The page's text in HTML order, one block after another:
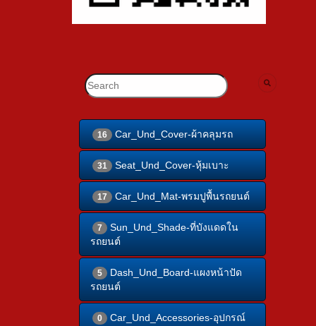
16 Car_Und_Cover-ผ้าคลุมรถ
31 Seat_Und_Cover-หุ้มเบาะ
17 Car_Und_Mat-พรมปูพื้นรถยนต์
7
Sun_Und_Shade-ที่บังแดดใน
รถยนต์
5
Dash_Und_Board-แผงหน้าปัด
รถยนต์
0
Car_Und_Accessories-อุปกรณ์